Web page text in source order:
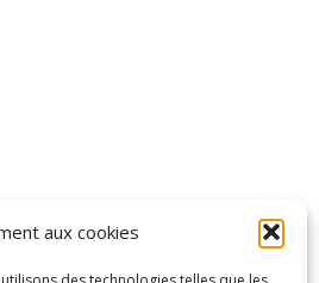
aux cookies